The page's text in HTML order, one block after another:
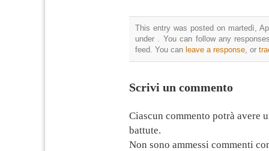
This entry was posted on martedì,
under . You can follow any
feed. You can leave a response , or
Scrivi un commento
Ciascun commento potrà avere
battute.
Non sono ammessi commenti